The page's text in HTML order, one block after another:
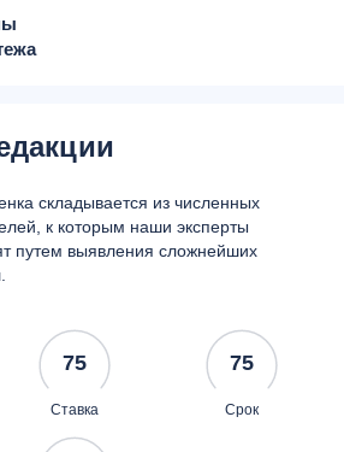
складывается из численных
к которым наши эксперты
путем выявления сложнейших
75
Ставка
75
Срок